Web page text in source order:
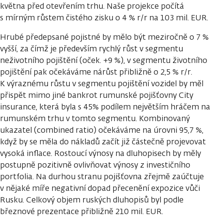
května před otevřením trhu. Naše projekce počítá
s mírným růstem čistého zisku o 4 % r/r na 103 mil. EUR.
Hrubé předepsané pojistné by mělo být meziročně o 7 %
vyšší, za čímž je především rychlý růst v segmentu
neživotního pojištění (oček. +9 %), v segmentu životního
pojištění pak očekáváme nárůst přibližně o 2,5 % r/r.
K výraznému růstu v segmentu pojištění vozidel by měl
přispět mimo jiné bankrot rumunské pojišťovny City
insurance, která byla s 45% podílem největším hráčem na
rumunském trhu v tomto segmentu. Kombinovaný
ukazatel (combined ratio) očekáváme na úrovni 95,7 %,
když by se měla do nákladů začít již částečně projevovat
vysoká inflace. Rostoucí výnosy na dluhopisech by měly
postupně pozitivně ovlivňovat výnosy z investičního
portfolia. Na durhou stranu pojišťovna zřejmě zaúčtuje
v nějaké míře negativní dopad přecenění expozice vůči
Rusku. Celkový objem ruských dluhopisů byl podle
březnové prezentace přibližně 210 mil. EUR.